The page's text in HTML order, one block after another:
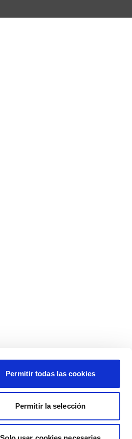
Permitir todas las cookies
Permitir la selección